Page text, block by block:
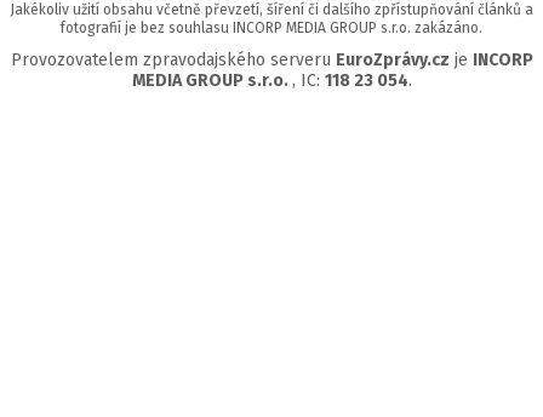
Jakékoliv užití obsahu včetně převzetí, šíření či dalšího zpřístupňování článků a
fotografií je bez souhlasu INCORP MEDIA GROUP s.r.o. zakázáno.
Provozovatelem zpravodajského serveru EuroZprávy.cz je INCORP
MEDIA GROUP s.r.o. , IC: 118 23 054.